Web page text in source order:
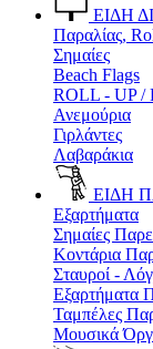
ΕΙΔΗ
Παραλίας,
Σημαίες
Beach Flags
ROLL - UP /
Ανεμούρια
Γιρλάντες
Λαβαράκια
ΕΙΔΗ
Εξαρτήματα
Σημαίες
Κοντάρια
Σταυροί -
Εξαρτήματα
Ταμπέλες
Μουσικά